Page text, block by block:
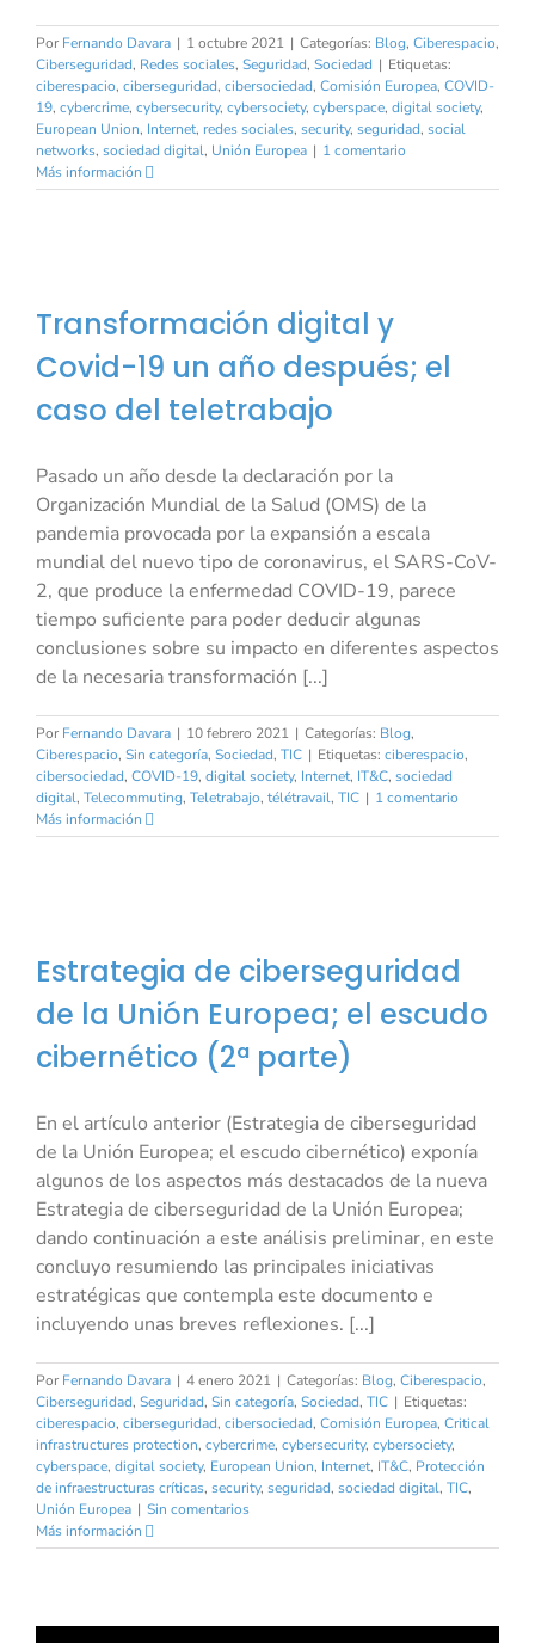
Por Fernando Davara | 1 octubre 2021 | Categorías: Blog, Ciberespacio,
Ciberseguridad, Redes sociales, Seguridad, Sociedad | Etiquetas:
ciberespacio, ciberseguridad, cibersociedad, Comisión Europea, COVID-
19, cybercrime, cybersecurity, cybersociety, cyberspace, digital society,
European Union, Internet, redes sociales, security, seguridad, social
networks, sociedad digital, Unión Europea | 1 comentario
Más información
Transformación digital y
Covid-19 un año después; el
caso del teletrabajo
Pasado un año desde la declaración por la
Organización Mundial de la Salud (OMS) de la
pandemia provocada por la expansión a escala
mundial del nuevo tipo de coronavirus, el SARS-CoV-
2, que produce la enfermedad COVID-19, parece
tiempo suficiente para poder deducir algunas
conclusiones sobre su impacto en diferentes aspectos
de la necesaria transformación [...]
Por Fernando Davara | 10 febrero 2021 | Categorías: Blog,
Ciberespacio, Sin categoría, Sociedad, TIC | Etiquetas: ciberespacio,
cibersociedad, COVID-19, digital society, Internet, IT&C, sociedad
digital, Telecommuting, Teletrabajo, télétravail, TIC | 1 comentario
Más información
Estrategia de ciberseguridad
de la Unión Europea; el escudo
cibernético (2ª parte)
En el artículo anterior (Estrategia de ciberseguridad
de la Unión Europea; el escudo cibernético) exponía
algunos de los aspectos más destacados de la nueva
Estrategia de ciberseguridad de la Unión Europea;
dando continuación a este análisis preliminar, en este
concluyo resumiendo las principales iniciativas
estratégicas que contempla este documento e
incluyendo unas breves reflexiones. [...]
Por Fernando Davara | 4 enero 2021 | Categorías: Blog, Ciberespacio,
Ciberseguridad, Seguridad, Sin categoría, Sociedad, TIC | Etiquetas:
ciberespacio, ciberseguridad, cibersociedad, Comisión Europea, Critical
infrastructures protection, cybercrime, cybersecurity, cybersociety,
cyberspace, digital society, European Union, Internet, IT&C, Protección
de infraestructuras críticas, security, seguridad, sociedad digital, TIC,
Unión Europea | Sin comentarios
Más información